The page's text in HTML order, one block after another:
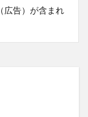
広告）が含まれ